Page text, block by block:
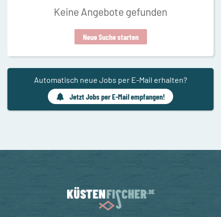
Keine Angebote gefunden
Neue Suche starten
Automatisch neue Jobs per E-Mail erhalten?
Jetzt Jobs per E-Mail empfangen!